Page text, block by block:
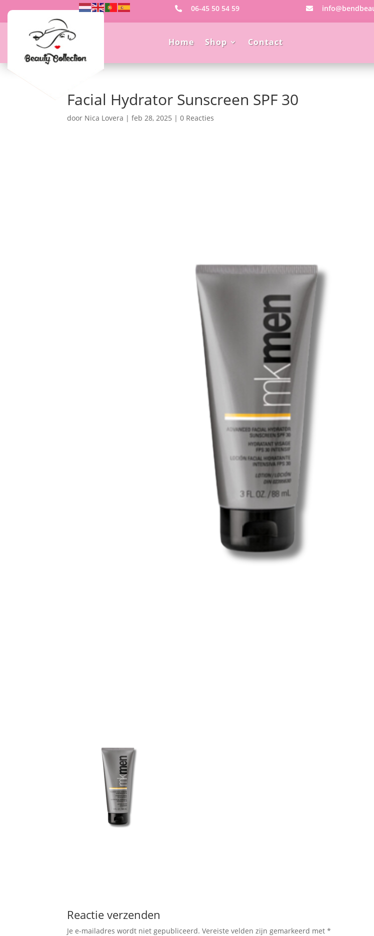
 06-45 50 54 59 
Home Shop Contact
Facial Hydrator Sunscreen SPF 30
door Nica Lovera |feb 28, 2025 |0 Reacties
Reactie verzenden
Je e-mailadres wordt niet gepubliceerd. Vereiste velden zijn gemarkeerd met*